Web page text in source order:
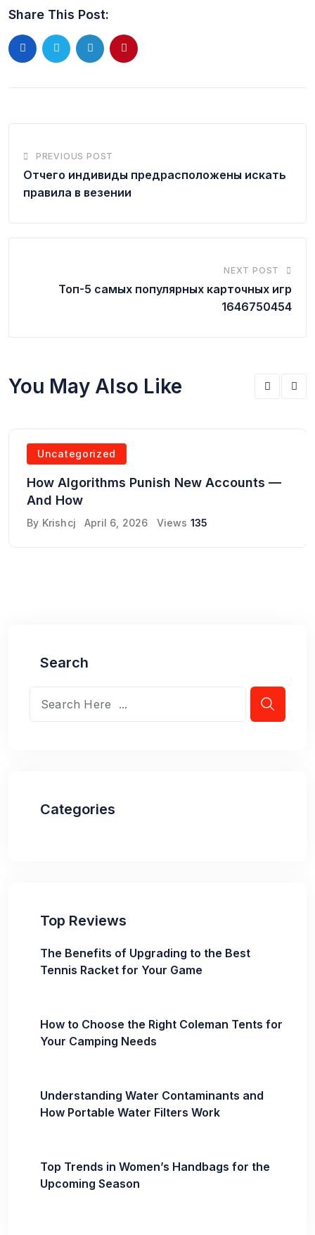
Share This Post:
PREVIOUS POST
Отчего индивиды предрасположены искать
правила в везении
NEXT POST
Топ-5 самых популярных карточных игр
1646750454
You May Also Like
Uncategorized
How Algorithms Punish New Accounts —
And How
By Krishcj April 6, 2026 Views 135
Search
Categories
Top Reviews
The Benefits of Upgrading to the Best
Tennis Racket for Your Game
How to Choose the Right Coleman Tents for
Your Camping Needs
Understanding Water Contaminants and
How Portable Water Filters Work
Top Trends in Women’s Handbags for the
Upcoming Season